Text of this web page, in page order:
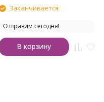
Заканчивается
Отправим сегодня!
В корзину